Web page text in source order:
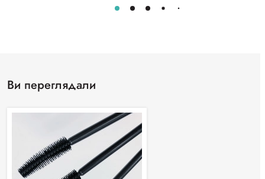
Ви переглядали